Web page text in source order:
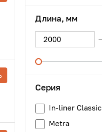
Длина, мм
Серия
In-liner Classic
Metra